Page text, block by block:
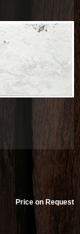
Price on Request